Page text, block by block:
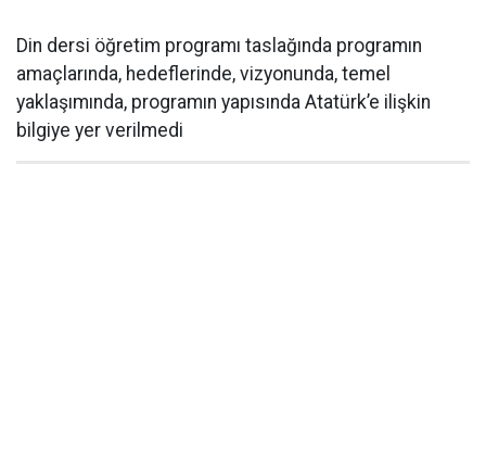
Din dersi öğretim programı taslağında programın
amaçlarında, hedeflerinde, vizyonunda, temel
yaklaşımında, programın yapısında Atatürk’e ilişkin
bilgiye yer verilmedi